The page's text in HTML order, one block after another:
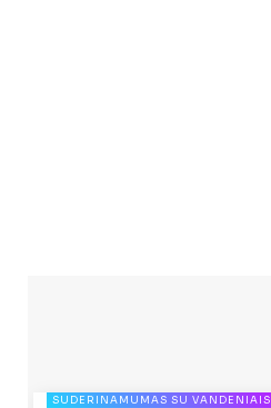
SUDERINAMUMAS SU VANDENIAIS